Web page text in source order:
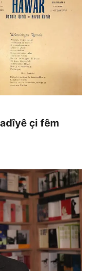
çi fêm